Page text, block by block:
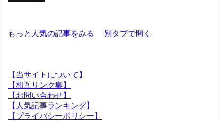
もっと人気の記事をみる 別タブで開く
【当サイトについて】
【相互リンク集】
【お問い合わせ】
【人気記事ランキング】
【プライバシーポリシー】